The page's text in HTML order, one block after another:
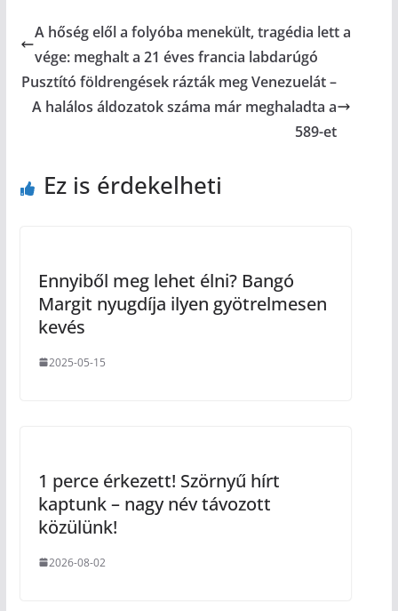
A hőség elől a folyóba menekült, tragédia lett a
vége: meghalt a 21 éves francia labdarúgó
Pusztító földrengések rázták meg Venezuelát –
A halálos áldozatok száma már meghaladta a
589-et
Ez is érdekelheti
Ennyiből meg lehet élni? Bangó
Margit nyugdíja ilyen gyötrelmesen
kevés
2025-05-15
1 perce érkezett! Szörnyű hírt
kaptunk – nagy név távozott
közülünk!
2026-08-02